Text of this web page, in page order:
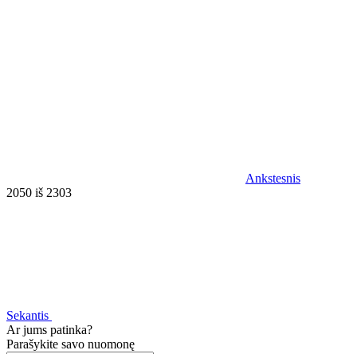
Ankstesnis
2050 iš 2303
Sekantis
Ar jums patinka?
Parašykite savo nuomonę